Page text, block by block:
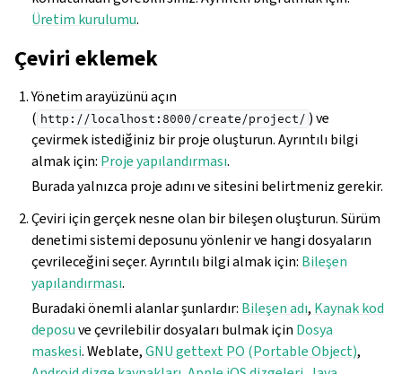
Üretim kurulumu.
Çeviri eklemek
Yönetim arayüzünü açın
( http://localhost:8000/create/project/ ) ve
çevirmek istediğiniz bir proje oluşturun. Ayrıntılı bilgi
almak için: Proje yapılandırması.
Burada yalnızca proje adını ve sitesini belirtmeniz gerekir.
Çeviri için gerçek nesne olan bir bileşen oluşturun. Sürüm
denetimi sistemi deposunu yönlenir ve hangi dosyaların
çevrileceğini seçer. Ayrıntılı bilgi almak için: Bileşen
yapılandırması.
Buradaki önemli alanlar şunlardır: Bileşen adı, Kaynak kod
deposuve çevrilebilir dosyaları bulmak için Dosya
maskesi. Weblate,GNU gettext PO (Portable Object),